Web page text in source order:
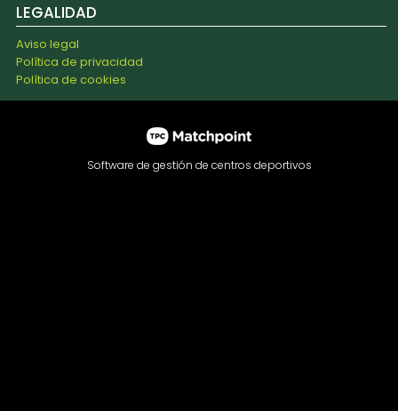
LEGALIDAD
Aviso legal
Política de privacidad
Política de cookies
Software de gestión de centros deportivos